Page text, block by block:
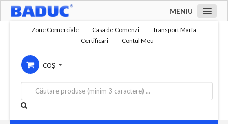
MENIU
Compania
Servicii
Productie
Contact
Zone Comerciale Casa de Comenzi
Transport Marfa
Certificari
Contul Meu
COȘ